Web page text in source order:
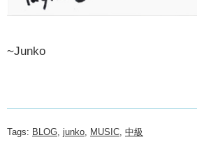
~Junko
Tags: BLOG, junko, MUSIC, 中級